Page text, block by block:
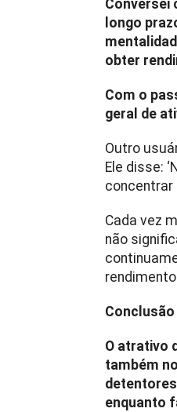
Conversei
longo
obter
Com o
geral de
Outro
Ele disse:
concentrar
Cada vez
não
Conclusão
O atrativo
também
enquanto